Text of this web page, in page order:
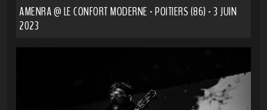
AMENRA @ LE CONFORT MODERNE - POITIERS (86) - 3 JUIN
2023